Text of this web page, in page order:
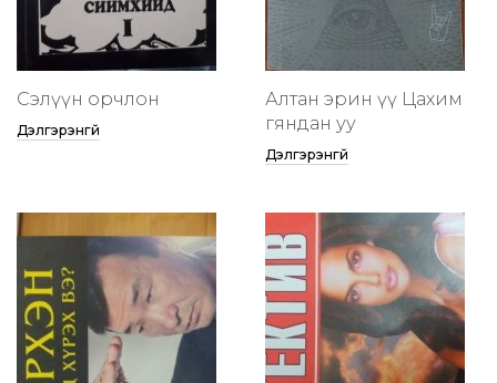
Сэлүүн орчлон
Дэлгэрэнгүй
Алтан эрин үү Цахим
гяндан уу
Дэлгэрэнгүй